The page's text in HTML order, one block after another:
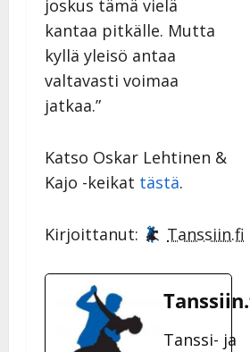
joskus tämä vielä
kantaa pitkälle. Mutta
kyllä yleisö antaa
valtavasti voimaa
jatkaa.”
Katso Oskar Lehtinen &
Kajo -keikat tästä.
Kirjoittanut: Tanssiin.fi
Tanssi- ja